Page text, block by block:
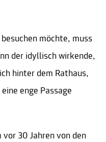
besuchen möchte, muss
der idyllisch wirkende,
hinter dem Rathaus,
enge Passage
vor 30 Jahren von den